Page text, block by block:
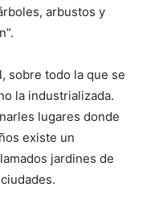
arbustos y
sobre todo la que se
la industrializada.
lugares donde
existe un
jardines de